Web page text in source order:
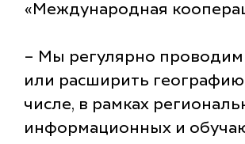
«Международная
– Мы регулярно проводим
или расширить
числе, в рамках
информационных и